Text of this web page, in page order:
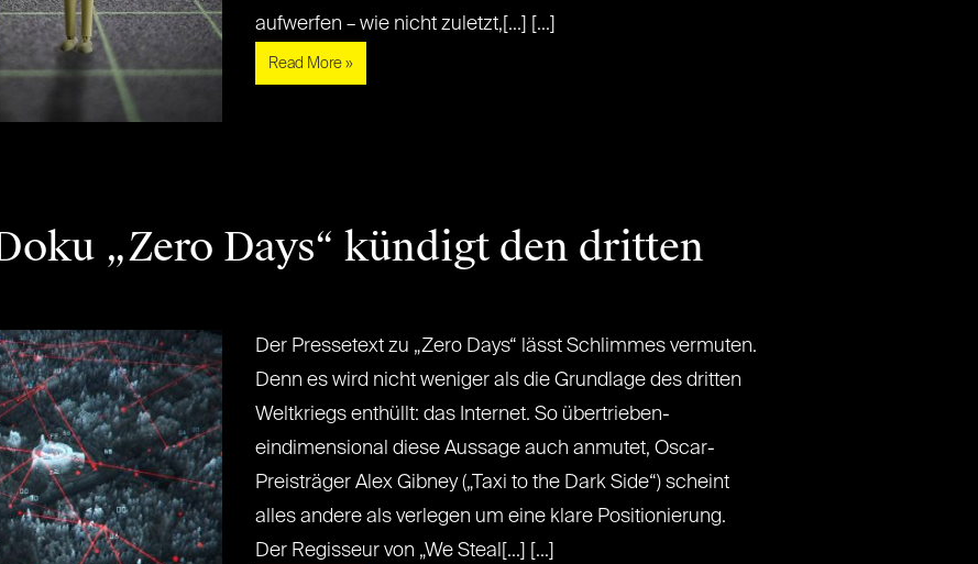
aufwerfen – wie nicht zuletzt,[...] [...]
Read More »
„Zero Days“ kündigt den dritten
Der Pressetext zu „Zero Days“ lässt Schlimmes vermuten.
Denn es wird nicht weniger als die Grundlage des dritten
Weltkriegs enthüllt: das Internet. So übertrieben-
eindimensional diese Aussage auch anmutet, Oscar-
Preisträger Alex Gibney („Taxi to the Dark Side“) scheint
alles andere als verlegen um eine klare Positionierung.
Der Regisseur von „We Steal[...] [...]